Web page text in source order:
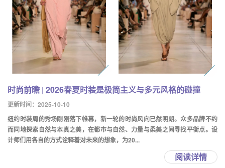
时尚前瞻 | 2026春夏时装是极简主义与多元风格的碰撞
更新时间：2025-10-10
纽约时装周的秀场刚刚落下帷幕，新一轮的时尚风向已然明朗。众多品牌不约
而同地探索自然与本真之美，在都市与自然、力量与柔美之间寻找平衡点。设
计师们用各自的方式诠释着对未来的想象，为20...
阅读详情